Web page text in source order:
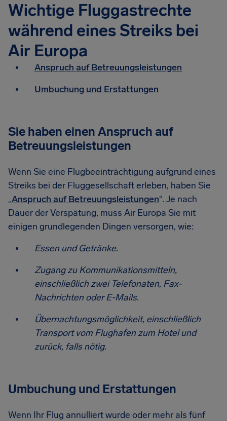
Wichtige Fluggastrechte
während eines Streiks bei
Air Europa
Anspruch auf Betreuungsleistungen
Umbuchung und Erstattungen
Sie haben einen Anspruch auf
Betreuungsleistungen
Wenn Sie eine Flugbeeinträchtigung aufgrund eines
Streiks bei der Fluggesellschaft erleben, haben Sie
„Anspruch auf Betreuungsleistungen“. Je nach
Dauer der Verspätung, muss Air Europa Sie mit
einigen grundlegenden Dingen versorgen, wie:
Essen und Getränke.
Zugang zu Kommunikationsmitteln,
einschließlich zwei Telefonaten, Fax-
Nachrichten oder E-Mails.
Übernachtungsmöglichkeit, einschließlich
Transport vom Flughafen zum Hotel und
zurück, falls nötig.
Umbuchung und Erstattungen
Wenn Ihr Flug annulliert wurde oder mehr als fünf